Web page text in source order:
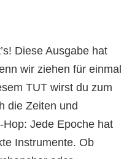
Diese Ausgabe hat
wir ziehen für einmal
TUT wirst du zum
die Zeiten und
Jede Epoche hat
Instrumente. Ob